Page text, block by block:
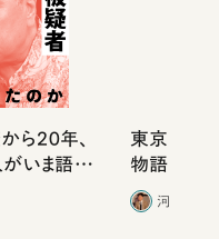
ら20年、
いま語り
東京は都
物語」に
河野有